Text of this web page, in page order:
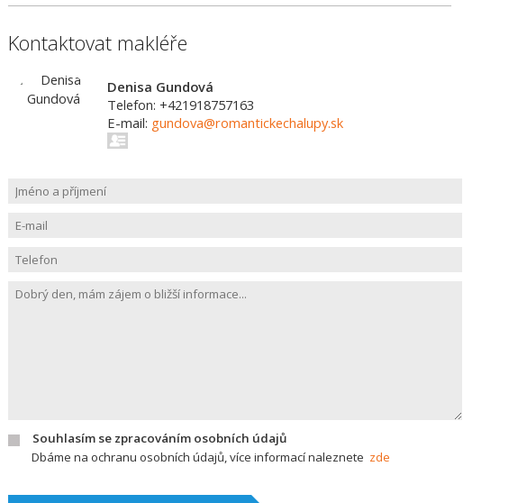
Kontaktovat makléře
Denisa Gundová
Telefon: +421918757163
E-mail: gundova@romantickechalupy.sk
Souhlasím se zpracováním osobních údajů
Dbáme na ochranu osobních údajů, více informací naleznete zde